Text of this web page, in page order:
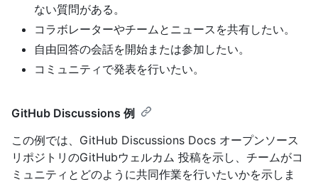
ない質問がある。
コラボレーターやチームとニュースを共有したい。
自由回答の会話を開始または参加したい。
コミュニティで発表を行いたい。
GitHub Discussions 例
この例では、GitHub Discussions Docs オープンソース
リポジトリのGitHubウェルカム 投稿を示し、チームがコ
ミュニティとどのように共同作業を行いたいかを示しま